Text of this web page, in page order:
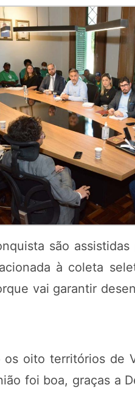
são
à coleta
vai garantir
oito territórios de
foi boa, graças a